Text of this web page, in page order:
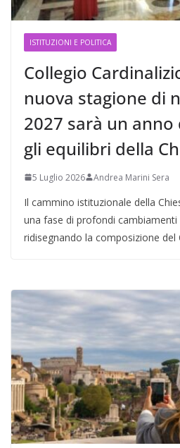
ISTITUZIONI E POLITICA
Collegio
nuova stagione di
2027 sarà un
gli equilibri della
5 Luglio 2026 Andrea Marini Sera
Il cammino istituzionale della
una fase di profondi cambiamenti
ridisegnando la composizione del